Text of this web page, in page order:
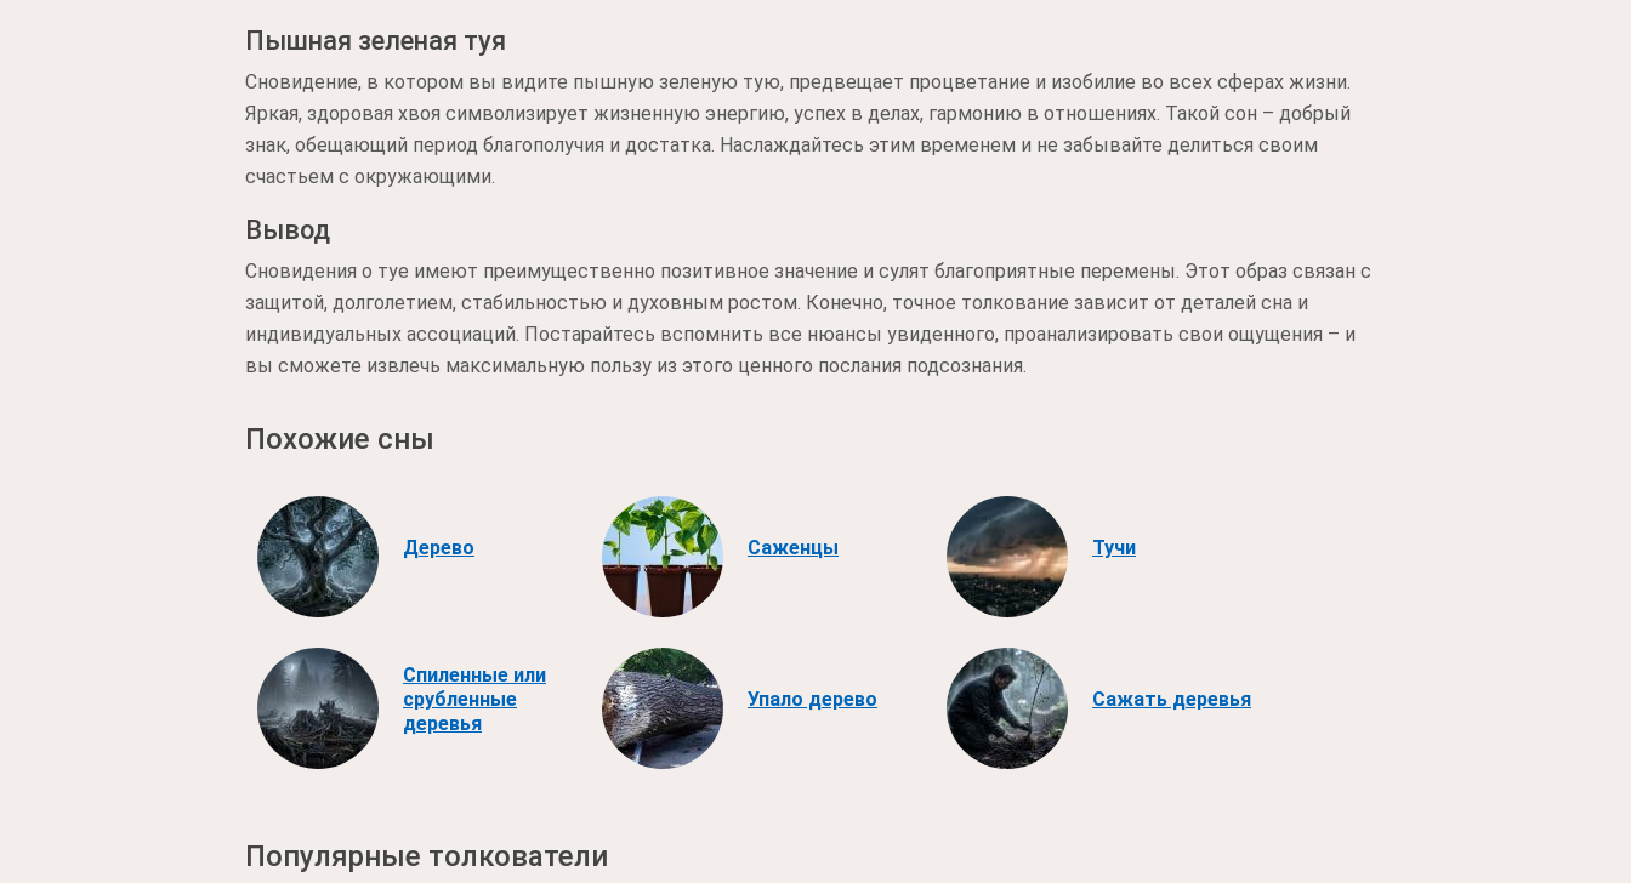
Пышная зеленая туя
Сновидение, в котором вы видите пышную зеленую тую, предвещает процветание и изобилие во всех сферах жизни.
Яркая, здоровая хвоя символизирует жизненную энергию, успех в делах, гармонию в отношениях. Такой сон – добрый
знак, обещающий период благополучия и достатка. Наслаждайтесь этим временем и не забывайте делиться своим
счастьем с окружающими.
Вывод
Сновидения о туе имеют преимущественно позитивное значение и сулят благоприятные перемены. Этот образ связан с
защитой, долголетием, стабильностью и духовным ростом. Конечно, точное толкование зависит от деталей сна и
индивидуальных ассоциаций. Постарайтесь вспомнить все нюансы увиденного, проанализировать свои ощущения – и
вы сможете извлечь максимальную пользу из этого ценного послания подсознания.
Похожие сны
Дерево Саженцы Тучи
Спиленные или
срубленные
деревья
Упало дерево Сажать деревья
Популярные толкователи